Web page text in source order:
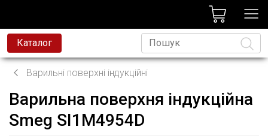
Каталог
Мова
Варильні поверхні індукційні
Варильна поверхня індукційна
Smeg SI1M4954D